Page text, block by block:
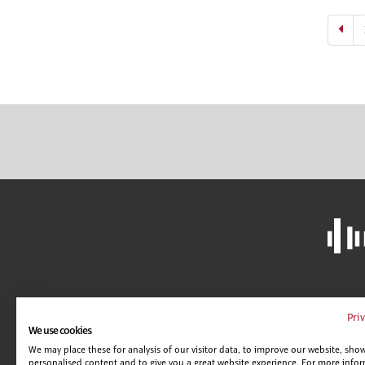
GUÍA DE CENTROS
We use cookies
We may place these for analysis of our visitor data, to improve our website,